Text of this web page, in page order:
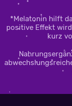
*Melatonin hilft
positive Effekt
kurz